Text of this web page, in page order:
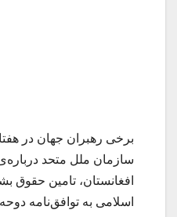
برخی رهبران جهان در
سازمان ملل متحد
افغانستان، تامین حقوق
اسلامی به توافق‌نامه